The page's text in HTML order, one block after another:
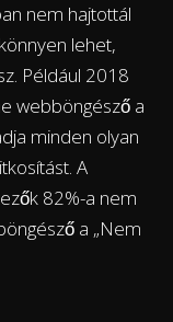
nem hajtottál
lehet,
Például 2018
webböngésző a
minden olyan
A
82%-a nem
a „Nem